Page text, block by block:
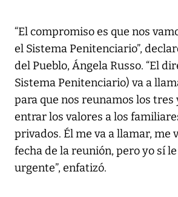
“El compromiso es que nos
el Sistema Penitenciario”,
del Pueblo, Ángela Russo. “El
Sistema Penitenciario) va a
para que nos reunamos los tres
entrar los valores a los
privados. Él me va a llamar, me
fecha de la reunión, pero yo sí
urgente”, enfatizó.